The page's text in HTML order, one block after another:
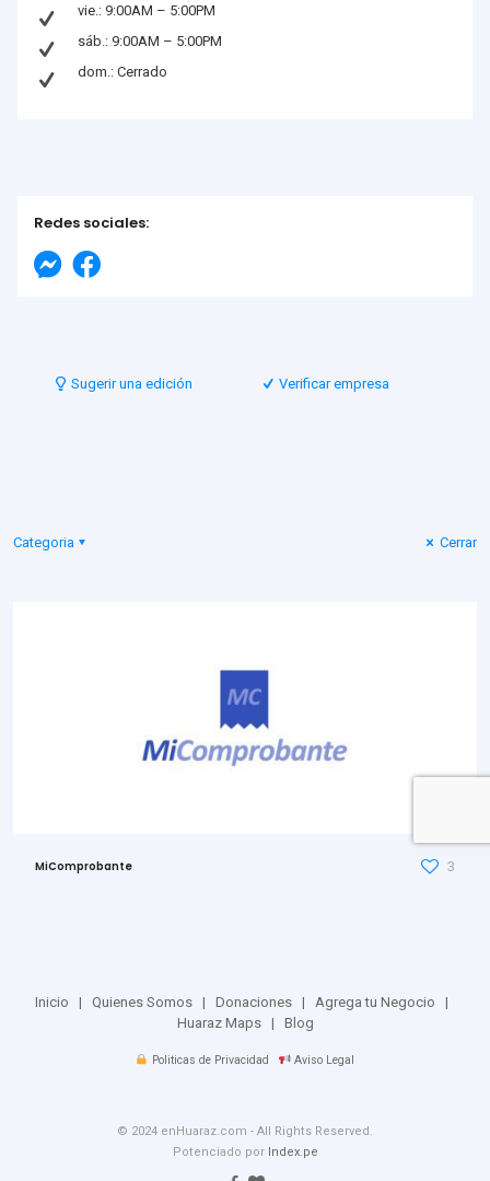
vie.: 9:00AM – 5:00PM
sáb.: 9:00AM – 5:00PM
dom.: Cerrado
Redes sociales:
Sugerir una edición Verificar empresa
Categoria Cerrar
MiComprobante 3
Inicio | Quienes Somos | Donaciones | Agrega tu Negocio |
Huaraz Maps| Blog
Politicas de Privacidad Aviso Legal
© 2024 enHuaraz.com - All Rights Reserved.
Potenciado por Index.pe